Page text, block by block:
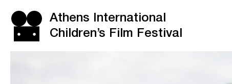
Athens International
Children’s Film Festival